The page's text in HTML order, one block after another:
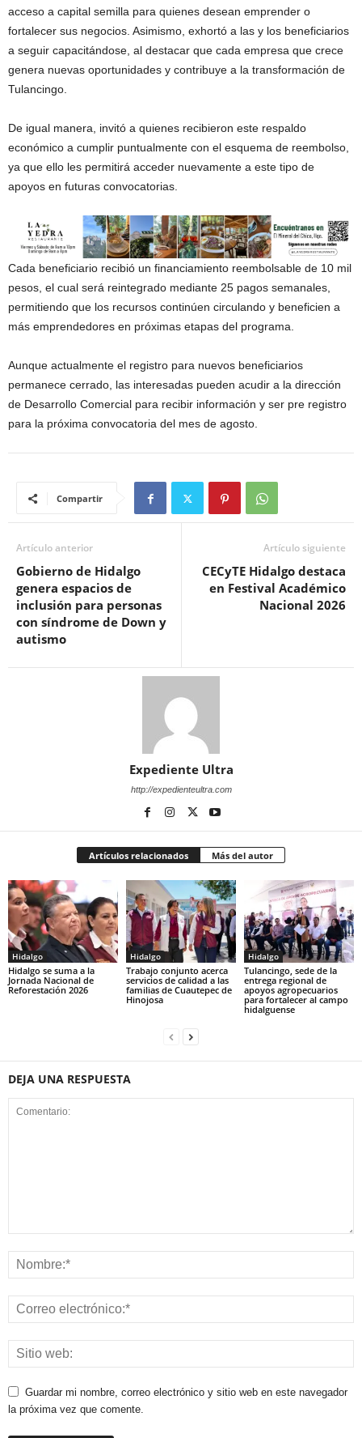
acceso a capital semilla para quienes desean emprender o
fortalecer sus negocios. Asimismo, exhortó a las y los beneficiarios
a seguir capacitándose, al destacar que cada empresa que crece
genera nuevas oportunidades y contribuye a la transformación de
Tulancingo.
De igual manera, invitó a quienes recibieron este respaldo
económico a cumplir puntualmente con el esquema de reembolso,
ya que ello les permitirá acceder nuevamente a este tipo de
apoyos en futuras convocatorias.
Cada beneficiario recibió un financiamiento reembolsable de 10 mil
pesos, el cual será reintegrado mediante 25 pagos semanales,
permitiendo que los recursos continúen circulando y beneficien a
más emprendedores en próximas etapas del programa.
Aunque actualmente el registro para nuevos beneficiarios
permanece cerrado, las interesadas pueden acudir a la dirección
de Desarrollo Comercial para recibir información y ser pre registro
para la próxima convocatoria del mes de agosto.
Compartir
Artículo anterior
Gobierno de Hidalgo
genera espacios de
inclusión para personas
con síndrome de Down y
autismo
Artículo siguiente
CECyTE Hidalgo destaca
en Festival Académico
Nacional 2026
Expediente Ultra
http://expedienteultra.com
Artículos relacionados Más del autor
Hidalgo
Hidalgo se suma a la
Jornada Nacional de
Reforestación 2026
Hidalgo
Trabajo conjunto acerca
servicios de calidad a las
familias de Cuautepec de
Hinojosa
Hidalgo
Tulancingo, sede de la
entrega regional de
apoyos agropecuarios
para fortalecer al campo
hidalguense
DEJA UNA RESPUESTA
Guardar mi nombre, correo electrónico y sitio web en este navegador
la próxima vez que comente.